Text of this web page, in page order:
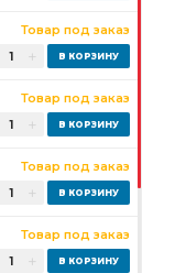
Товар под заказ
Товар под заказ
Товар под заказ
Товар под заказ